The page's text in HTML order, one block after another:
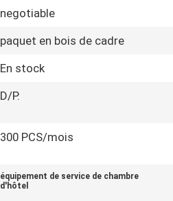
negotiable
paquet en bois de cadre
En stock
D/P.
300 PCS/mois
équipement de service de chambre
d'hôtel